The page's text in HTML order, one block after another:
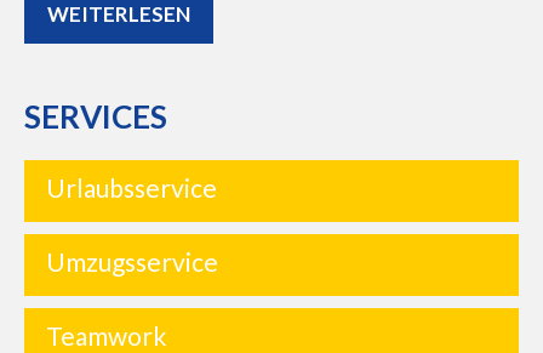
WEITERLESEN
SERVICES
Urlaubsservice
Umzugsservice
Teamwork